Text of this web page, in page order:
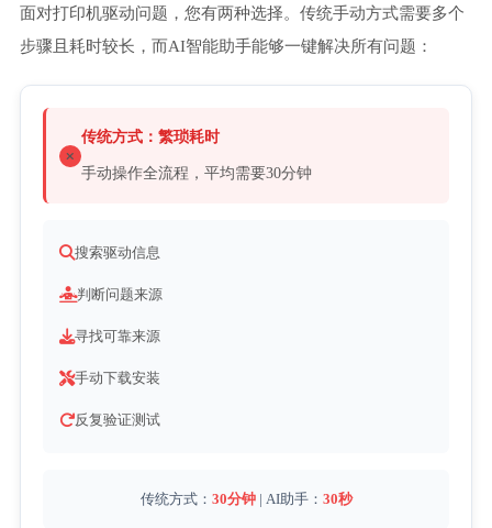
面对打印机驱动问题，您有两种选择。传统手动方式需要多个
步骤且耗时较长，而AI智能助手能够一键解决所有问题：
传统方式：繁琐耗时
手动操作全流程，平均需要30分钟
搜索驱动信息
判断问题来源
寻找可靠来源
手动下载安装
反复验证测试
传统方式： 30分钟| AI助手： 30秒